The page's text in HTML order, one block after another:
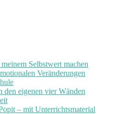
Selbstwert machen
Veränderungen
den eigenen vier Wänden
– mit Unterrichtsmaterial